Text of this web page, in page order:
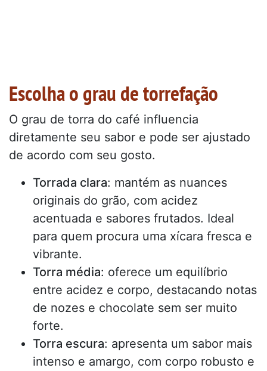
Escolha o grau de torrefação
O grau de torra do café influencia
diretamente seu sabor e pode ser ajustado
de acordo com seu gosto.
Torrada clara: mantém as nuances
originais do grão, com acidez
acentuada e sabores frutados. Ideal
para quem procura uma xícara fresca e
vibrante.
Torra média: oferece um equilíbrio
entre acidez e corpo, destacando notas
de nozes e chocolate sem ser muito
forte.
Torra escura: apresenta um sabor mais
intenso e amargo, com corpo robusto e